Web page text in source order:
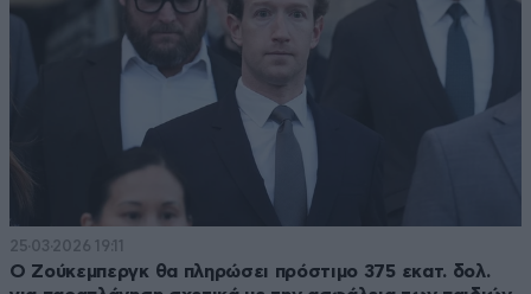
25·03·2026 19:11
Ο Ζούκεμπεργκ θα πληρώσει πρόστιμο 375 εκατ. δολ.